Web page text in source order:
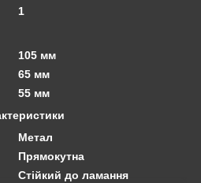
1
105 мм
65 мм
55 мм
Метал
Прямокутна
Стійкий до ламання